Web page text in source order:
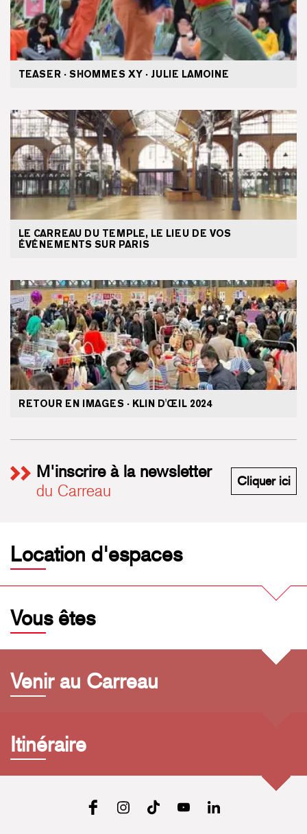
TEASER · SHOMMES XY · JULIE LAMOINE
LE CARREAU DU TEMPLE, LE LIEU DE VOS
ÉVÉNEMENTS SUR PARIS
RETOUR EN IMAGES · KLIN D'ŒIL 2024
M'inscrire à la newsletter
du Carreau
Cliquer ici
Location d'espaces
Vous êtes
Venir au Carreau
Itinéraire